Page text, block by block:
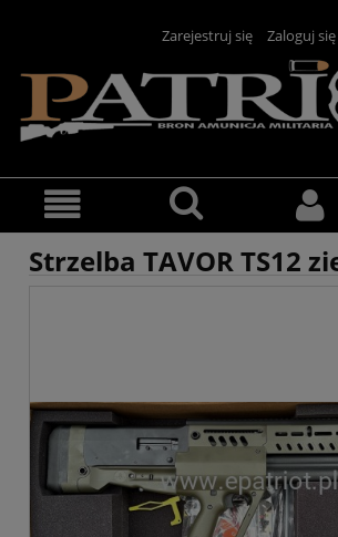
Zarejestruj się Zaloguj się
Strzelba TAVOR TS12